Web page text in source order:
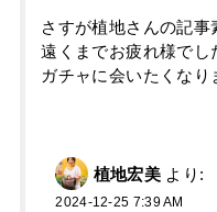
さすが植地さんの記事
遠くまでお疲れ様でし
ガチャに会いたくなり
植地宏美 より:
2024-12-25 7:39 AM